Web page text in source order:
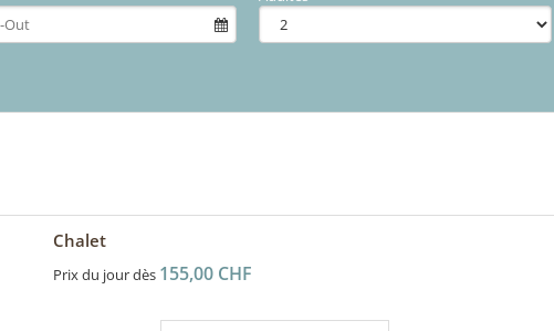
Chalet
Prix du jour dès 155,00 CHF